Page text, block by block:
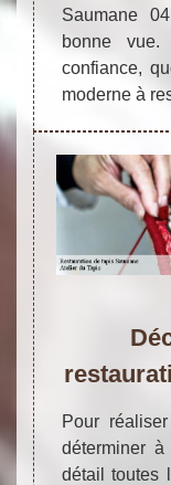
Saumane
bonne
confiance,
moderne à
Pour
déterminer
détail toutes